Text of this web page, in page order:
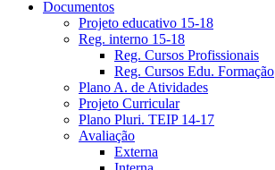
Documentos
Projeto educativo 15-18
Reg. interno 15-18
Reg. Cursos Profissionais
Reg. Cursos Edu. Formação
Plano A. de Atividades
Projeto Curricular
Plano Pluri. TEIP 14-17
Avaliação
Externa